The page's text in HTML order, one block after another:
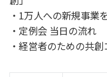
・1万人への新規事業
・定例会 当日の流れ
・経営者のための共